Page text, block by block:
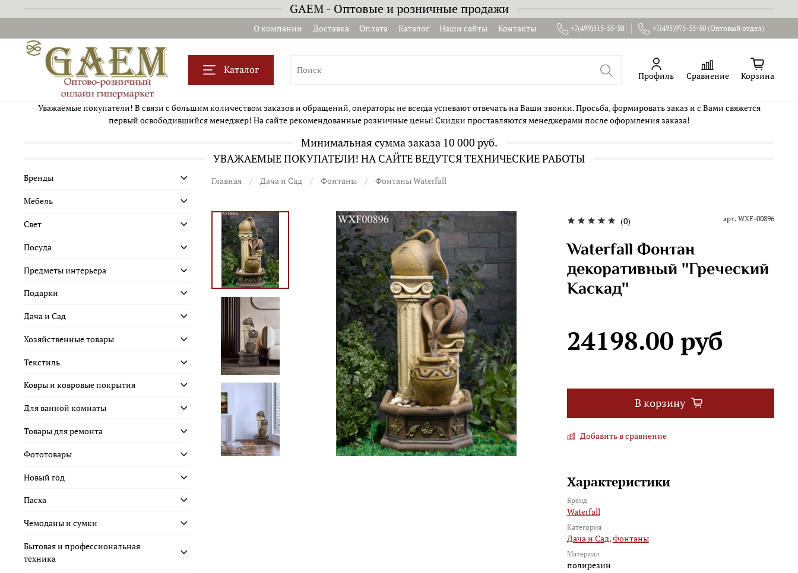
GAEM - Оптовые и розничные продажи
О компании Доставка Оплата Каталог Наши сайты Контакты +7(499)515-55-50 +7(495)975-55-50 (Оптовый отдел)
Каталог Профиль Сравнение Корзина
Уважаемые покупатели! В связи с большим количеством заказов и обращений, операторы не всегда успевают отвечать на Ваши звонки. Просьба, формировать заказ и с Вами свяжется
первый освободившийся менеджер! На сайте рекомендованные розничные цены! Скидки проставляются менеджерами после оформления заказа!
Минимальная сумма заказа 10 000 руб.
УВАЖАЕМЫЕ ПОКУПАТЕЛИ! НА САЙТЕ ВЕДУТСЯ ТЕХНИЧЕСКИЕ РАБОТЫ
Главная Дача и Сад Фонтаны Фонтаны Waterfall
(0) арт. WXF-00896
Waterfall Фонтан
декоративный ''Греческий
Каскад''
24198.00 руб
В корзину
Добавить в сравнение
Характеристики
Бренд
Waterfall
Категория
Дача и Сад,Фонтаны
Материал
полирезин
Бренды
Мебель
Свет
Посуда
Предметы интерьера
Подарки
Дача и Сад
Хозяйственные товары
Текстиль
Ковры и ковровые покрытия
Для ванной комнаты
Товары для ремонта
Фототовары
Новый год
Пасха
Чемоданы и сумки
Бытовая и профессиональная
техника